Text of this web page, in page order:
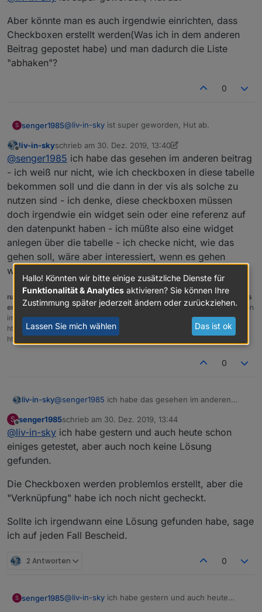
Liste mit ALLEN Alexa Lists
Aber könnte man es auch irgendwie einrichten, dass
Checkboxen erstellt werden(Was ich in dem anderen
Beitrag gepostet habe) und man dadurch die Liste
"abhaken"?
0
S senger1985@liv-in-sky ist super geworden, Hut ab.
Aber könnte man es auch irgendwie einrichten,
dass Checkboxen erstellt werden(Was ich in dem
anderen Beitrag gepostet habe) und man dadurch
die Liste "abhaken"?
liv-in-skyschrieb am 30. Dez. 2019, 13:40
zuletzt editiert von liv-in-sky
@senger1985 ich habe das gesehen im anderen beitrag
- ich weiß nur nicht, wie ich checkboxen in diese tabelle
bekommen soll und die dann in der vis als solche zu
nutzen sind - ich denke, diese checkboxen müssen
doch irgendwie ein widget sein oder eine referenz auf
den datenpunkt haben - ich müßte also eine widget
anlegen über die tabelle - ich checke nicht, wie das
gehen soll, wäre aber interessiert, wenn es gehen
würde
nach einem gelösten Thread wäre es sinnvoll dies in der Überschrift des
ersten Posts einzutragen [gelöst]-...Bitte benutzt das Voting rechts unten
im Beitrag wenn er euch geholfen hat.
PicPick
https://picpick.app/en/download/ und ScreenToGif
https://www.screentogif.com/downloads.html
0
liv-in-sky@senger1985 ich habe das gesehen im anderen
diese tabelle bekommen soll und die dann in der vis
als solche zu nutzen sind - ich denke, diese
checkboxen müssen doch irgendwie ein widget sein
oder eine referenz auf den datenpunkt haben - ich
interessiert, wenn es gehen würde
S
Offline
senger1985schrieb am 30. Dez. 2019, 13:44
zuletzt editiert von
@liv-in-sky ich habe gestern und auch heute schon
einiges getestet, aber auch noch keine Lösung
gefunden.
Die Checkboxen werden problemlos erstellt, aber die
"Verknüpfung" habe ich noch nicht gecheckt.
Sollte ich irgendwann eine Lösung gefunden habe, sage
ich auf jeden Fall Bescheid.
2 Antworten 0
S senger1985@liv-in-sky ich habe gestern und auch heute
Hallo! Könnten wir bitte einige zusätzliche Dienste für
Funktionalität & Analytics aktivieren? Sie können Ihre
Zustimmung später jederzeit ändern oder zurückziehen.
Lassen Sie mich wählen Das ist ok